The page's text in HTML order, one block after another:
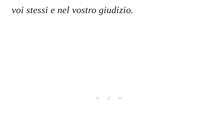
voi stessi e nel vostro giudizio.